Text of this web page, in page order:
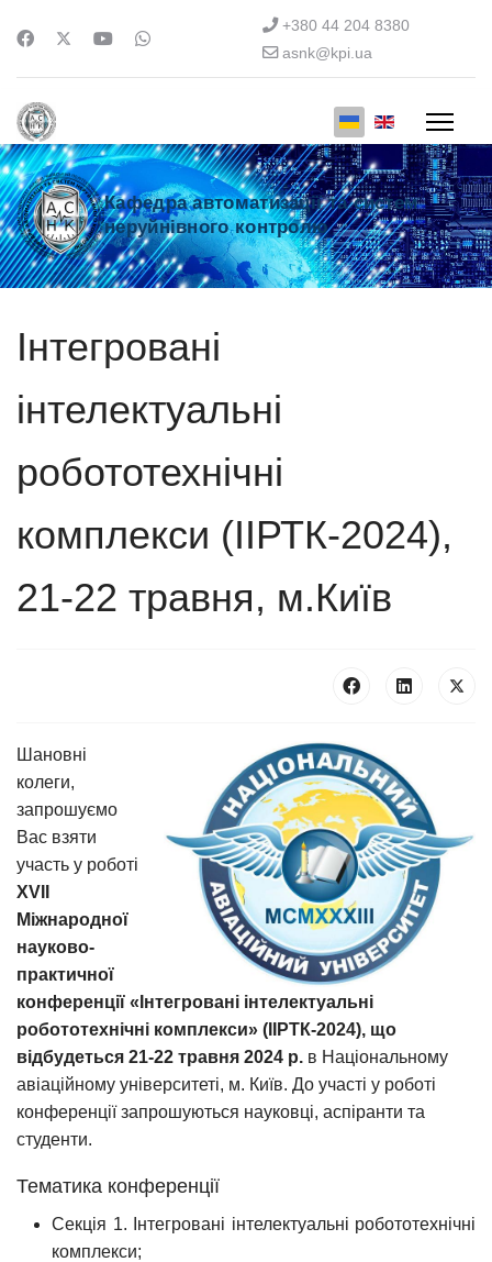
+380 44 204 8380
asnk@kpi.ua
Кафедра автоматизації та систем
неруйнівного контролю
Інтегровані
інтелектуальні
робототехнічні
комплекси (ІІРТК-2024),
21-22 травня, м.Київ
Шановні
колеги,
запрошуємо
Вас взяти
участь у роботі
ХVII
Міжнародної
науково-
практичної
конференції «Інтегровані інтелектуальні
робототехнічні комплекси» (ІІРТК-2024), що
відбудеться 21-22 травня 2024 р. в Національному
авіаційному університеті, м. Київ. До участі у роботі
конференції запрошуються науковці, аспіранти та
студенти.
Тематика конференції
Секція 1. Інтегровані інтелектуальні робототехнічні
комплекси;